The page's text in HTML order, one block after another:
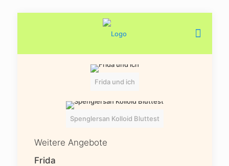
Frida und ich
Spenglersan Kolloid Bluttest
Weitere Angebote
Frida